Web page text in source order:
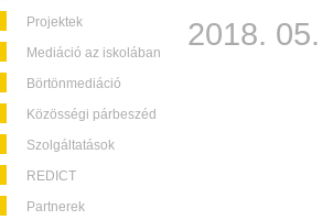
Projektek
Mediáció az iskolában
Börtönmediáció
Közösségi párbeszéd
Szolgáltatások
REDICT
Partnerek
2018.